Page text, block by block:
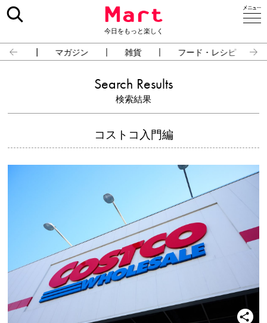
今日をもっと楽しく
占い マガジン 雑貨 フード・レシピ
Search Results
検索結果
コストコ入門編